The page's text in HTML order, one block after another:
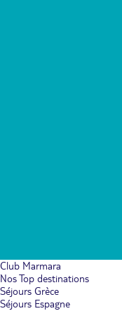
Club Marmara
Nos Top destinations
Séjours Grèce
Séjours Espagne